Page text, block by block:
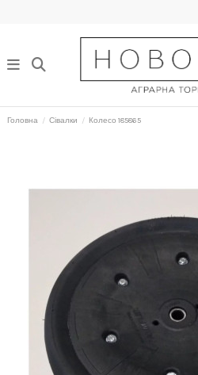
Головна Сівалки Колесо 185865